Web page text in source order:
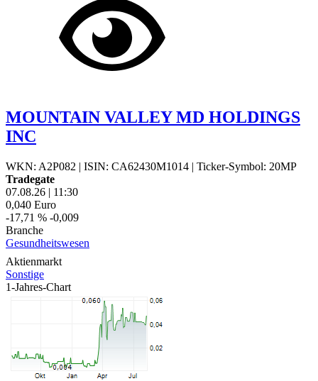
MOUNTAIN VALLEY MD HOLDINGS
INC
WKN: A2P082 | ISIN: CA62430M1014 | Ticker-Symbol: 20MP
Tradegate
07.08.26 | 11:30
0,040 Euro
-17,71 % -0,009
Branche
Gesundheitswesen
Aktienmarkt
Sonstige
1-Jahres-Chart